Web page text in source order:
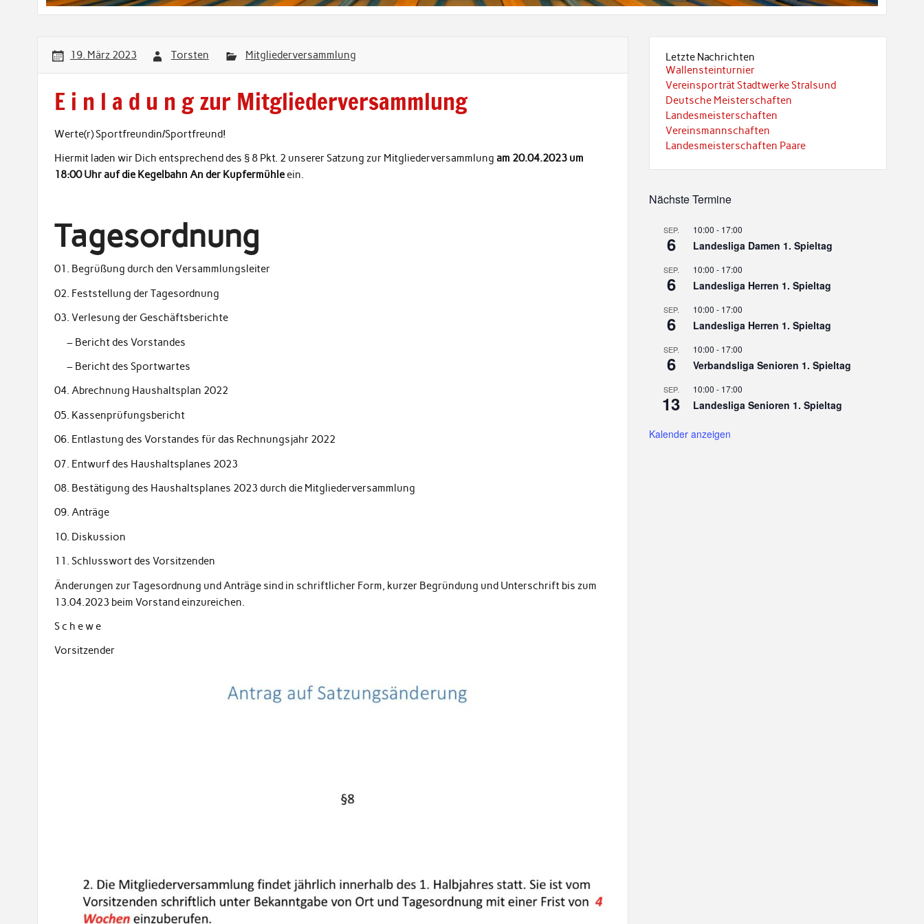
19. März 2023 Torsten Mitgliederversammlung
E i n l a d u n g zur Mitgliederversammlung
Werte(r) Sportfreundin/Sportfreund!
Hiermit laden wir Dich entsprechend des § 8 Pkt. 2 unserer Satzung zur Mitgliederversammlungam 20.04.2023 um
18:00 Uhr auf die Kegelbahn An der Kupfermühleein.
Tagesordnung
01. Begrüßung durch den Versammlungsleiter
02. Feststellung der Tagesordnung
03. Verlesung der Geschäftsberichte
– Bericht des Vorstandes
– Bericht des Sportwartes
04. Abrechnung Haushaltsplan 2022
05. Kassenprüfungsbericht
06. Entlastung des Vorstandes für das Rechnungsjahr 2022
07. Entwurf des Haushaltsplanes 2023
08. Bestätigung des Haushaltsplanes 2023 durch die Mitgliederversammlung
09. Anträge
10. Diskussion
11. Schlusswort des Vorsitzenden
Änderungen zur Tagesordnung und Anträge sind in schriftlicher Form, kurzer Begründung und Unterschrift bis zum
13.04.2023 beim Vorstand einzureichen.
S c h e w e
Vorsitzender
Letzte Nachrichten
Wallensteinturnier
Vereinsporträt Stadtwerke Stralsund
Deutsche Meisterschaften
Landesmeisterschaften
Vereinsmannschaften
Landesmeisterschaften Paare
Nächste Termine
SEP.
6
10:00 - 17:00
Landesliga Damen 1. Spieltag
SEP.
6
10:00 - 17:00
Landesliga Herren 1. Spieltag
SEP.
6
10:00 - 17:00
Landesliga Herren 1. Spieltag
SEP.
6
10:00 - 17:00
Verbandsliga Senioren 1. Spieltag
SEP.
13
10:00 - 17:00
Landesliga Senioren 1. Spieltag
Kalender anzeigen